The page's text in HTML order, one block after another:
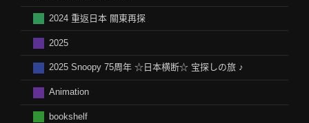
2024 重返日本 關東再探
2025
2025 Snoopy 75周年 ☆日本横断☆ 宝探しの旅 ♪
Animation
bookshelf